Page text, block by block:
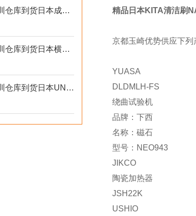
到货！京都玉崎深圳仓库到货日本成茂锻针仪MF2
到货！京都玉崎深圳仓库到货日本横河 电导率仪传感器 SC8SG-R31-T-305-P1-A
到货！京都玉崎深圳仓库到货日本UNITTA音波式皮带张力计U-550替换U-508
精品日本KITA清洁刷
京都玉崎优势供应下列
YUASA
DLDMLH-FS
绕曲试验机
品牌：下西
名称：磁石
型号：NEO943
JIKCO
陶瓷加热器
JSH22K
USHIO